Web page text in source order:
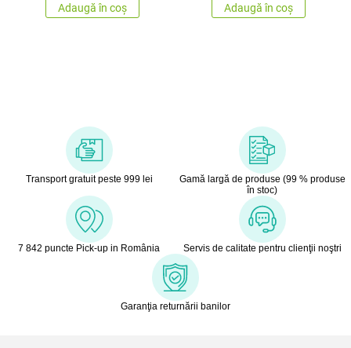
Adaugă în coș Adaugă în coș
Transport gratuit peste 999 lei
Gamă largă de produse (99 % produse
în stoc)
7 842 puncte Pick-up in România Servis de calitate pentru clienţii noştri
Garanţia returnării banilor